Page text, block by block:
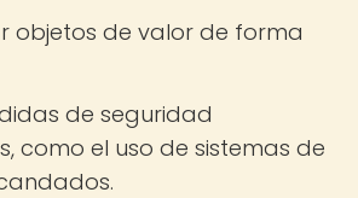
objetos de valor de forma
de seguridad
como el uso de sistemas de